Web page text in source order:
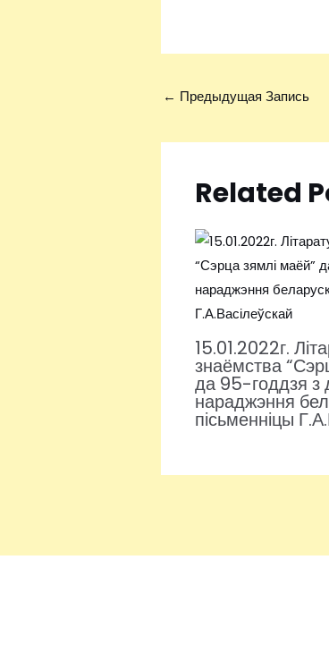
← Предыдущая Запись
Related
15.01.2022г.
знаёмства
да 95-годдзя з
нараджэння
пісьменніцы